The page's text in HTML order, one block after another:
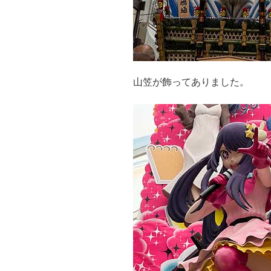
山笠が飾ってありました。